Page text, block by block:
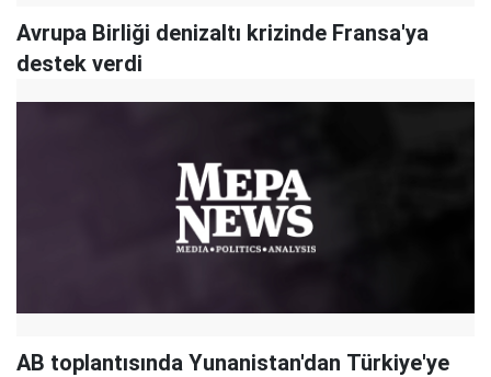
Avrupa Birliği denizaltı krizinde Fransa'ya
destek verdi
AB toplantısında Yunanistan'dan Türkiye'ye